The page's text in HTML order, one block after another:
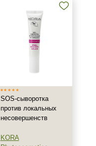
SOS-сыворотка
против локальных
несовершенств
KORA